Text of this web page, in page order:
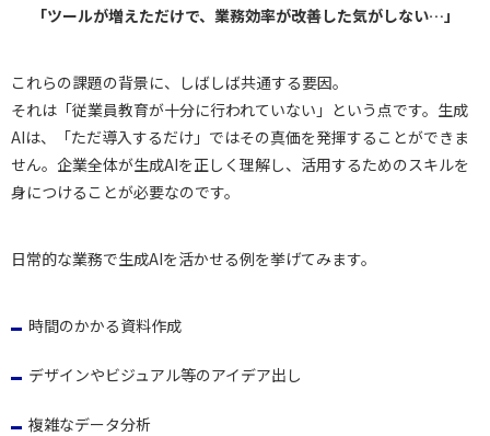
「ツールが増えただけで、業務効率が改善した気がしない…」
これらの課題の背景に、しばしば共通する要因。
それは「従業員教育が十分に行われていない」という点です。生成
AIは、「ただ導入するだけ」ではその真価を発揮することができま
せん。企業全体が生成AIを正しく理解し、活用するためのスキルを
身につけることが必要なのです。
日常的な業務で生成AIを活かせる例を挙げてみます。
時間のかかる資料作成
デザインやビジュアル等のアイデア出し
複雑なデータ分析